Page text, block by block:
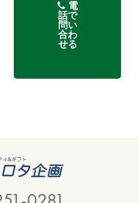
電
話で
問い
合わ
せる